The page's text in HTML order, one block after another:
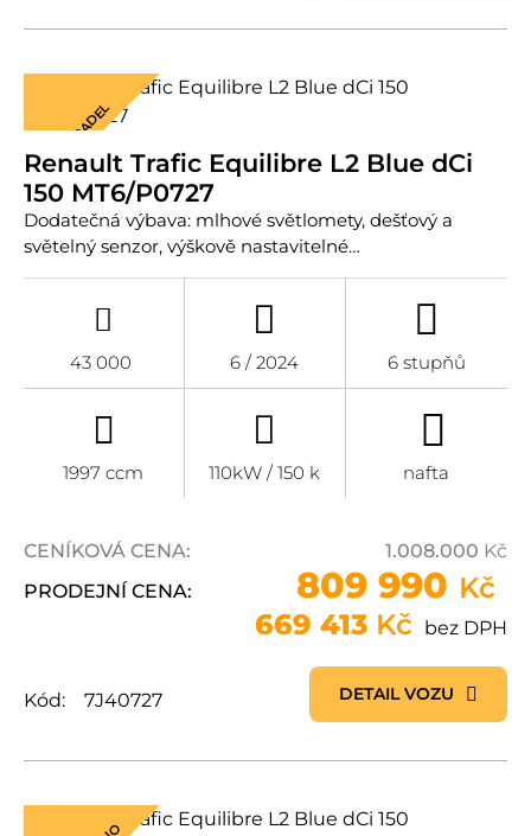
9 SEDADEL
Renault Trafic Equilibre L2 Blue dCi
150 MT6/P0727
Dodatečná výbava: mlhové světlomety, dešťový a
světelný senzor, výškově nastavitelné…
43 000 6 / 2024 6 stupňů
1997 ccm 110kW / 150 k nafta
CENÍKOVÁ CENA: 1.008.000 Kč
PRODEJNÍ CENA:
809 990 Kč
669 413 Kč bez DPH
Kód: 7J40727 DETAIL VOZU